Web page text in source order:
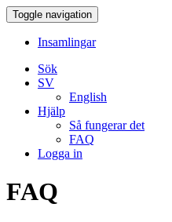
Toggle navigation
Insamlingar
Sök
SV
English
Hjälp
Så fungerar det
FAQ
Logga in
FAQ